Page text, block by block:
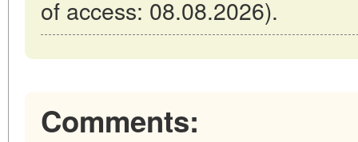
of access: 08.08.2026).
Comments: